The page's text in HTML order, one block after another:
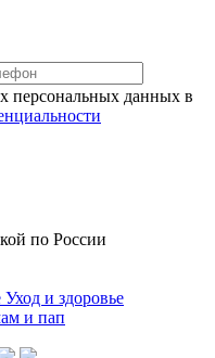
персональных данных в
по России
Уход и здоровье
и пап